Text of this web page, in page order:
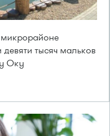
тысяч мальков
Оку